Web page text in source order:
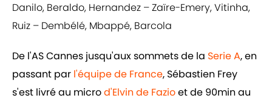
Danilo, Beraldo, Hernandez – Zaïre-Emery, Vitinha,
Ruiz – Dembélé, Mbappé, Barcola
De l'AS Cannes jusqu'aux sommets de la Serie A, en
passant par l'équipe de France, Sébastien Frey
s'est livré au microd'Elvin de Fazioet de 90min au